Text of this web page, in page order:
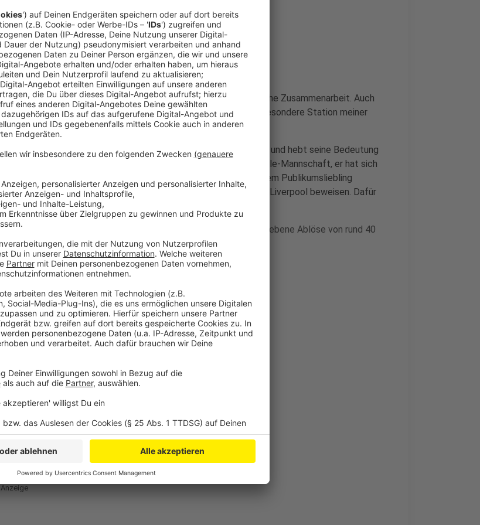
Abschied von Leverkusen: Eine besondere Station
Anzeige
Bayer 04 Leverkusen bedankt sich bei Frimpong für die erfolgreiche Zusammenarbeit. Auch
der 24-Jährige zeigt sich emotional: „Leverkusen war eine ganz besondere Station meiner
Karriere. Ich werde immer ein Leverkusener sein“, erklärte er.
Simon Rolfes, Geschäftsführer Sport bei Bayer 04, lobt Frimpong und hebt seine Bedeutung
für das Team hervor: „Jerry war ein zentraler Spieler unserer Double-Mannschaft, er hat sich
mit seiner speziellen Art und dank seiner guten Leistungen zu einem Publikumsliebling
entwickelt. Jetzt will er sich auch in der Premier League beim FC Liverpool beweisen. Dafür
wünschen wir ihm viel Glück.“
Laut dem Kicker
kassiert Leverkusen eine vertraglich festgeschriebene Ablöse von rund 40
Millionen Euro.
Anzeige
Mehr Nachrichten aus Leverkusen
Die Olympischen Spiele sollen auch nach Leverkusen kommen
European Darts Open in Leverkusen
Anzeige